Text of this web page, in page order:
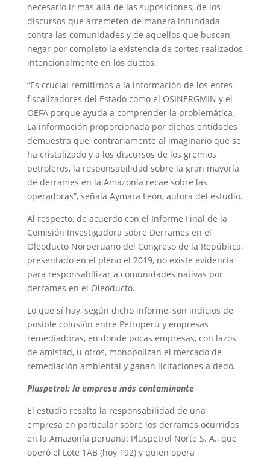
necesario ir más allá de las suposiciones, de los
discursos que arremeten de manera infundada
contra las comunidades y de aquellos que buscan
negar por completo la existencia de cortes realizados
intencionalmente en los ductos.
“Es crucial remitirnos a la información de los entes
fiscalizadores del Estado como el OSINERGMIN y el
OEFA porque ayuda a comprender la problemática.
La información proporcionada por dichas entidades
demuestra que, contrariamente al imaginario que se
ha cristalizado y a los discursos de los gremios
petroleros, la responsabilidad sobre la gran mayoría
de derrames en la Amazonía recae sobre las
operadoras”, señala Aymara León, autora del estudio.
Al respecto, de acuerdo con el Informe Final de la
Comisión Investigadora sobre Derrames en el
Oleoducto Norperuano del Congreso de la República,
presentado en el pleno el 2019, no existe evidencia
para responsabilizar a comunidades nativas por
derrames en el Oleoducto.
Lo que sí hay, según dicho informe, son indicios de
posible colusión entre Petroperú y empresas
remediadoras, en donde pocas empresas, con lazos
de amistad, u otros, monopolizan el mercado de
remediación ambiental y ganan licitaciones a dedo.
Pluspetrol: la empresa más contaminante
El estudio resalta la responsabilidad de una
empresa en particular sobre los derrames ocurridos
en la Amazonía peruana: Pluspetrol Norte S. A., que
operó el Lote 1AB (hoy 192) y quien opera